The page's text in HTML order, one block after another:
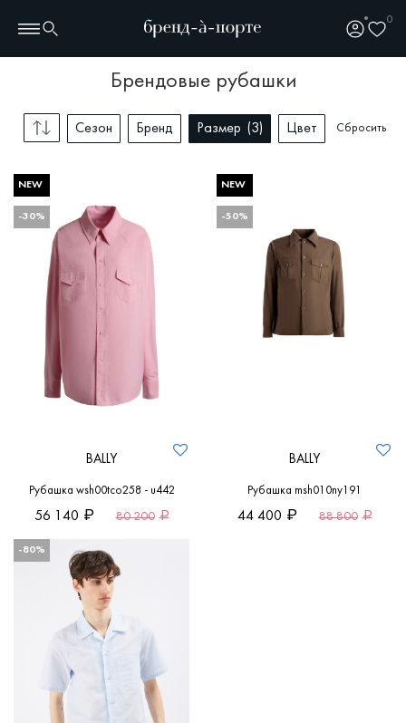
0
брендовые рубашки
Сезон Бренд Размер 3 Цвет Сбросить
NEW
-30%
BALLY
Рубашка wsh00tco258 - u442
56 140 80 200
NEW
-50%
BALLY
Рубашка msh010ny191
44 400 88 800
-80%